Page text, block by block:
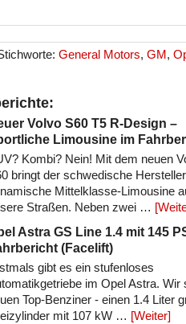
General Motors, GM,
Volvo S60 T5 R-Design –
Limousine im
Kombi? Nein! Mit dem neuen
bringt der schwedische
Mittelklasse-Limousine
Straßen. Neben zwei …
Astra GS Line 1.4 mit 145
(Facelift)
gibt es ein stufenloses
im Opel Astra. Wir
Top-Benziner - einen 1.4 Liter
mit 107 kW … [Weiter]